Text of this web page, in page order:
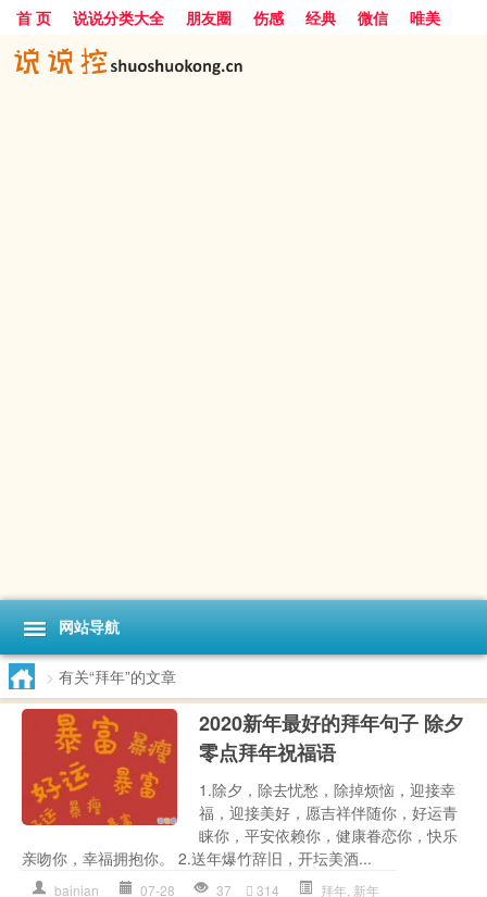
首 页 说说分类大全 朋友圈 伤感 经典 微信
唯美
励志
爱情 搞笑
网站导航
> 有关“拜年”的文章
2020新年最好的拜年句子 除夕
零点拜年祝福语
1.除夕，除去忧愁，除掉烦恼，迎接幸
福，迎接美好，愿吉祥伴随你，好运青
睐你，平安依赖你，健康眷恋你，快乐
亲吻你，幸福拥抱你。 2.送年爆竹辞旧，开坛美酒...
bainian 07-28 37 314 拜年 新年